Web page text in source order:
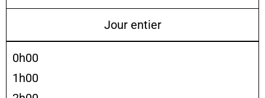
Jour entier
0h00
1h00